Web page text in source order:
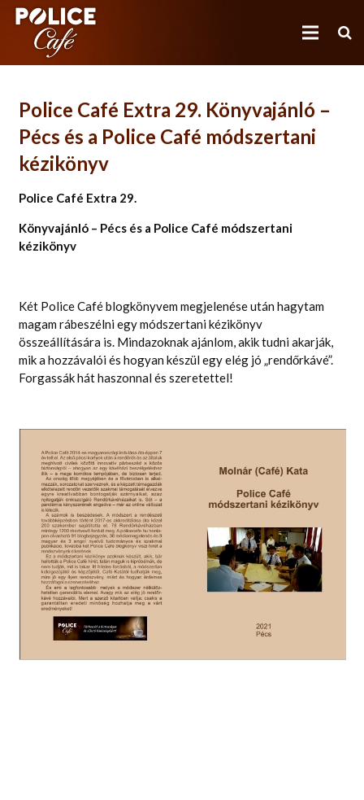
POLICE CAFÉ
NEM (CSAK) POLICE CAFÉ
(NEM CSAK) RENDŐRKÁVÉHÁZAK
MÉDIA
OLVASNIVALÓ
KÉPZÉS
KAPCSOLAT
Police Café Extra 29. Könyvajánló –
Pécs és a Police Café módszertani
kézikönyv
Police Café Extra 29.
Könyvajánló – Pécs és a Police Café módszertani
kézikönyv
Két Police Café blogkönyvem megjelenése után hagytam
magam rábeszélni egy módszertani kézikönyv
összeállítására is. Mindazoknak ajánlom, akik tudni akarják,
mik a hozzávalói és hogyan készül egy elég jó „rendőrkávé”.
Forgassák hát haszonnal és szeretettel!